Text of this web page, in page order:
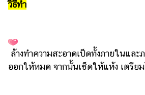
วิธีทำ
ล้างทำความสะอาดเป็ดทั้งภายในและ
ออกให้หมด จากนั้นเช็ดให้แห้ง เตรียม